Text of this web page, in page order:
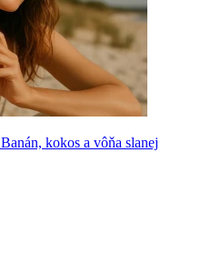
kokos a vôňa slanej